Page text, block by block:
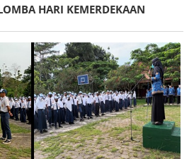
HARI KEMERDEKAAN